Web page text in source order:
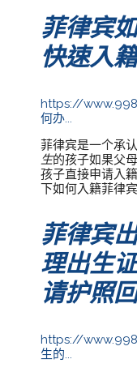
菲律宾
快速入
https://
何办...
菲律宾是一个承
生的孩子如果父
孩子直接申请入
下如何入籍菲律宾
菲律宾
理出生
请护照
https://
生的...